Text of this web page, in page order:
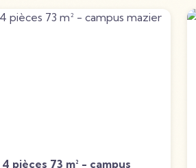
pièces 73 m² - campus